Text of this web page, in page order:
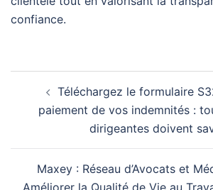
confiance.
d’articleTéléchargez le formulaire
paiement de vos indemnités :
dirigeantes doivent
Maxey : Réseau d’Avocats et
Améliorer la Qualité de Vie au